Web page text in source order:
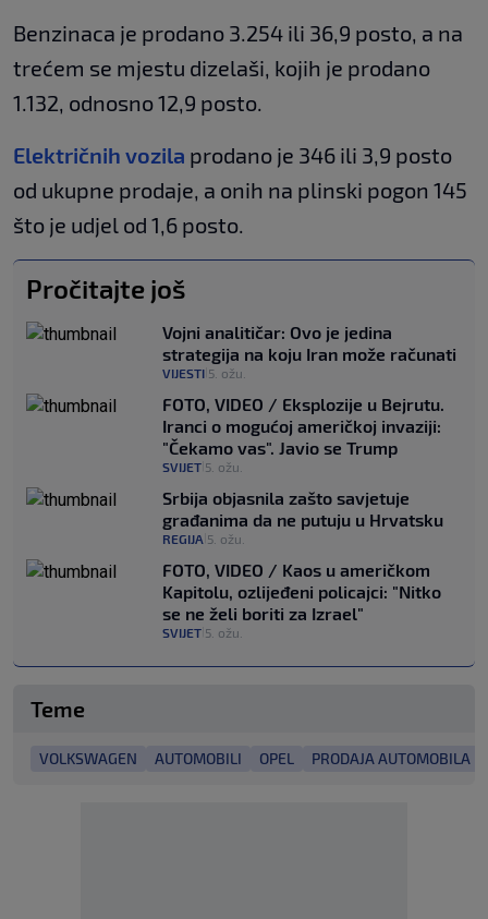
Benzinaca je prodano 3.254 ili 36,9 posto, a na
trećem se mjestu dizelaši, kojih je prodano
1.132, odnosno 12,9 posto.
Električnih vozila prodano je 346 ili 3,9 posto
od ukupne prodaje, a onih na plinski pogon 145
što je udjel od 1,6 posto.
Pročitajte još
Vojni analitičar: Ovo je jedina
strategija na koju Iran može računati
VIJESTI 5. ožu.
FOTO, VIDEO / Eksplozije u Bejrutu.
Iranci o mogućoj američkoj invaziji:
"Čekamo vas". Javio se Trump
SVIJET 5. ožu.
Srbija objasnila zašto savjetuje
građanima da ne putuju u Hrvatsku
REGIJA 5. ožu.
FOTO, VIDEO / Kaos u američkom
Kapitolu, ozlijeđeni policajci: "Nitko
se ne želi boriti za Izrael"
SVIJET 5. ožu.
Teme
VOLKSWAGEN AUTOMOBILI OPEL PRODAJA AUTOMOBILA